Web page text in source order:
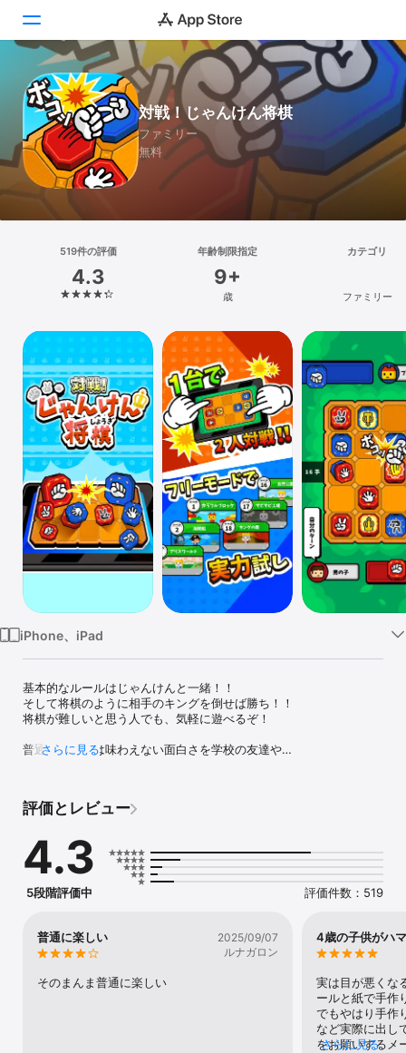
Today
ゲーム
アプリ
検索
プラットフォーム
iPhone
iPad
Mac
Vision
Watch
TV
対戦！じゃんけん将棋
ファミリー
無料
519件の評価
4.3
年齢制限指定
9+
歳
カテゴリ
ファミリー
iPhone、iPad
基本的なルールはじゃんけんと一緒！！
そして将棋のように相手のキングを倒せば勝ち！！
将棋が難しいと思う人でも、気軽に遊べるぞ！
普通の将棋では味わえない面白さを学校の友達や
完全無料のカジュアルゲームアプリ！
【基本ルール】
・グー、チョキ、パーのコマを使って相手のキングのコマを倒せば
キミの勝ち！
コマの移動範囲はそれぞれに個性があるから矢印で確認しよう！
キングは全方向に1マス進むことができるぞ！
※このゲームには4つのコマが存在します！
・キング……(すべてのコマに攻撃できるが、すべてのコマがキング
さらに見る
評価とレビュー
4.3
5段階評価中 評価件数：519
普通に楽しい
2025/09/07
ルナガロン
そのまんま普通に楽しい
4歳の子供がハ
実は目が悪くな
ールと紙で手作
でもやはり手作
など実際に出し
をお願いするメ
さらに見る